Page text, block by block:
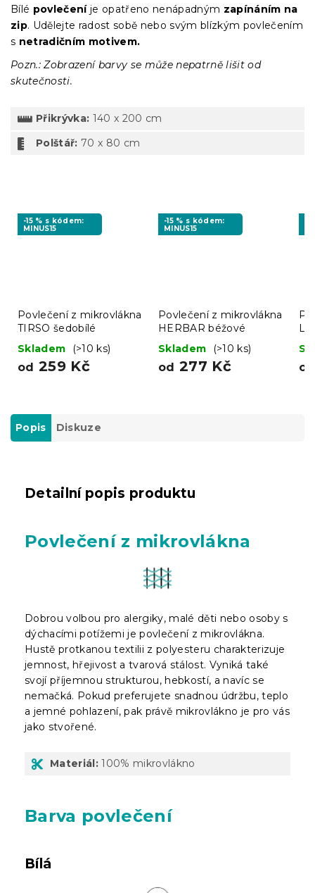
Bílé povlečeníje opatřeno nenápadným zapínáním na
zip. Udělejte radost sobě nebo svým blízkým povlečením
s netradičním motivem.
Pozn.: Zobrazení barvy se může nepatrně lišit od
skutečnosti.
Přikrývka: 140 x 200 cm
Polštář: 70 x 80 cm
-15 % s kódem:
MINUS15
Povlečení z mikrovlákna
TIRSO šedobílé
Skladem
(>10 ks)
od 259 Kč
-15 % s kódem:
MINUS15
Povlečení z mikrovlákna
HERBAR béžové
Skladem
(>10 ks)
od 277 Kč od
Popis Diskuze
Detailní popis produktu
Povlečení z mikrovlákna
Dobrou volbou pro alergiky, malé děti nebo osoby s
dýchacími potížemi je povlečení z mikrovlákna.
Hustě protkanou textilii z polyesteru charakterizuje
jemnost, hřejivost a tvarová stálost. Vyniká také
svojí příjemnou strukturou, hebkostí, a navíc se
nemačká. Pokud preferujete snadnou údržbu, teplo
a jemné pohlazení, pak právě mikrovlákno je pro vás
jako stvořené.
Materiál: 100% mikrovlákno
Barva povlečení
Bílá